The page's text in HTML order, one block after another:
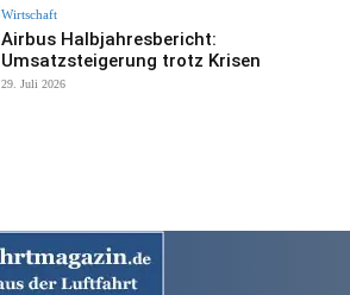
Wirtschaft
Airbus Halbjahresbericht:
Umsatzsteigerung trotz Krisen
29. Juli 2026